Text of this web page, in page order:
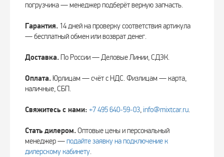
погрузчика — менеджер подберёт верную запчасть.
Гарантия. 14 дней на проверку соответствия артикула
— бесплатный обмен или возврат денег.
Доставка. По России — Деловые Линии, СДЭК.
Оплата. Юрлицам — счёт с НДС. Физлицам — карта,
наличные, СБП.
Свяжитесь с нами: +7 495 640‑59‑03, info@mixtcar.ru.
Стать дилером.Оптовые цены и персональный
менеджер —подайте заявку на подключение к
дилерскому кабинету.